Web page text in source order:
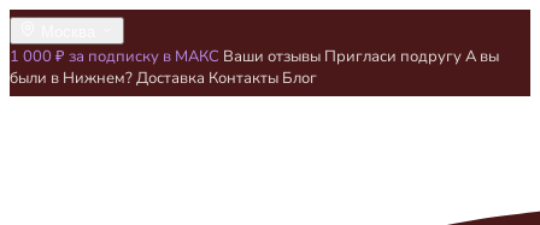
1 000 ₽ за подписку в МАКС Ваши отзывы Пригласи подругуА вы
были в Нижнем?Доставка Контакты Блог